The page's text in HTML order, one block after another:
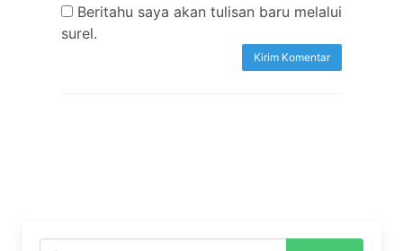
Beritahu saya akan tulisan baru melalui
surel.